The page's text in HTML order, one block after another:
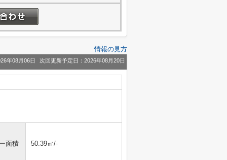
情報の見方
年08月06日 次回更新予定日：2026年08月20日
面積 50.39㎡/-